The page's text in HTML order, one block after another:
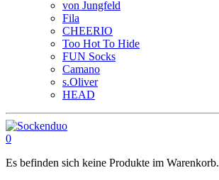
von Jungfeld
Fila
CHEERIO
Too Hot To Hide
FUN Socks
Camano
s.Oliver
HEAD
0
Es befinden sich keine Produkte im Warenkorb.